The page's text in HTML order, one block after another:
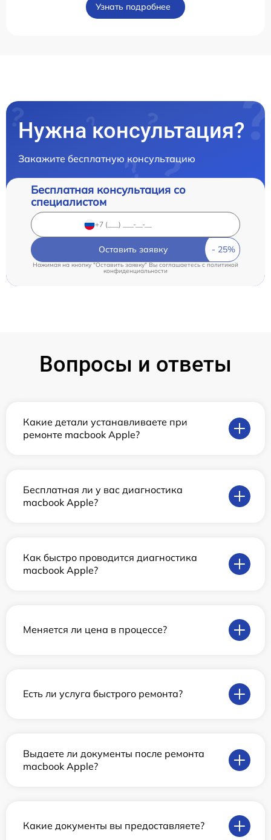
Узнать подробнее
Нужна консультация?
Закажите бесплатную консультацию
Бесплатная консультация со
специалистом
Оставить заявку
Нажимая на кнопку "Оставить заявку" Вы соглашаетесь cполитикой
конфиденциальности
Вопросы и ответы
Какие детали устанавливаете при
ремонте macbook Apple?
Бесплатная ли у вас диагностика
macbook Apple?
Как быстро проводится диагностика
macbook Apple?
Меняется ли цена в процессе?
Есть ли услуга быстрого ремонта?
Выдаете ли документы после ремонта
macbook Apple?
Какие документы вы предоставляете?